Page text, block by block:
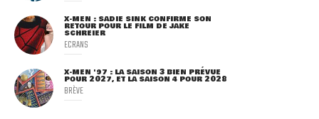
X-MEN : SADIE SINK CONFIRME SON
RETOUR POUR LE FILM DE JAKE
SCHREIER
ECRANS
X-MEN '97 : LA SAISON 3 BIEN PRÉVUE
POUR 2027, ET LA SAISON 4 POUR 2028
BRÈVE